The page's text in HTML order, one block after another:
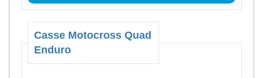
Casse Motocross Quad
Enduro